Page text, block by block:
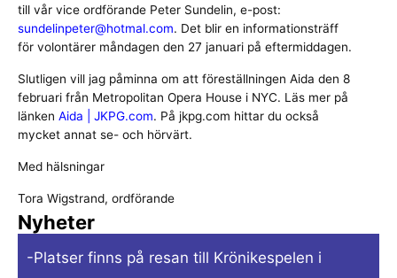
till vår vice ordförande Peter Sundelin, e-post:
sundelinpeter@hotmal.com. Det blir en informationsträff
för volontärer måndagen den 27 januari på eftermiddagen.
Slutligen vill jag påminna om att föreställningen Aida den 8
februari från Metropolitan Opera House i NYC. Läs mer på
länken Aida | JKPG.com. På jkpg.com hittar du också
mycket annat se- och hörvärt.
Med hälsningar
Tora Wigstrand, ordförande
Nyheter
-Platser finns på resan till Krönikespelen i